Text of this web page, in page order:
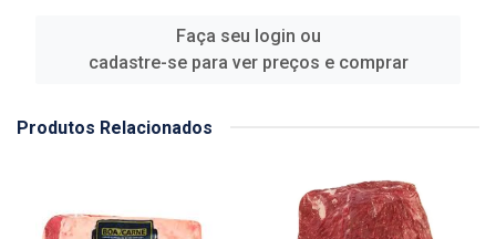
Faça seu login ou
cadastre-se para ver preços e comprar
Produtos Relacionados